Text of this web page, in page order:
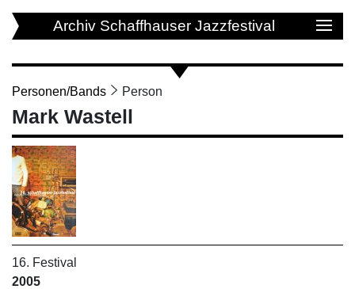
Archiv Schaffhauser Jazzfestival
Personen/Bands Person
Mark Wastell
16. Festival
2005